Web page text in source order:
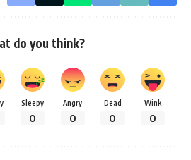
do you think?
Sleepy
0
Angry
0
Dead
0
Wink
0